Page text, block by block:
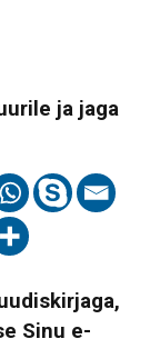
ja jaga
Sinu e-